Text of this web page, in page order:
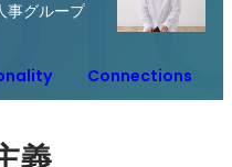
事グループ
Connections